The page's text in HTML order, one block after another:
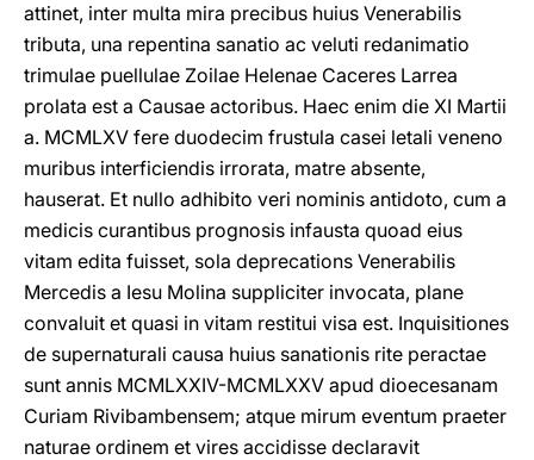
attinet, inter multa mira precibus huius Venerabilis
tributa, una repentina sanatio ac veluti redanimatio
trimulae puellulae Zoilae Helenae Caceres Larrea
prolata est a Causae actoribus. Haec enim die XI Martii
a. MCMLXV fere duodecim frustula casei letali veneno
muribus interficiendis irrorata, matre absente,
hauserat. Et nullo adhibito veri nominis antidoto, cum a
medicis curantibus prognosis infausta quoad eius
vitam edita fuisset, sola deprecations Venerabilis
Mercedis a Iesu Molina suppliciter invocata, plane
convaluit et quasi in vitam restitui visa est. Inquisitiones
de supernaturali causa huius sanationis rite peractae
sunt annis MCMLXXIV-MCMLXXV apud dioecesanam
Curiam Rivibambensem; atque mirum eventum praeter
naturae ordinem et vires accidisse declaravit